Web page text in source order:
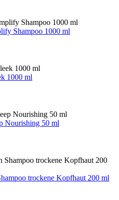
Shampoo 1000 ml
1000 ml
Nourishing 50 ml
trockene Kopfhaut 200 ml